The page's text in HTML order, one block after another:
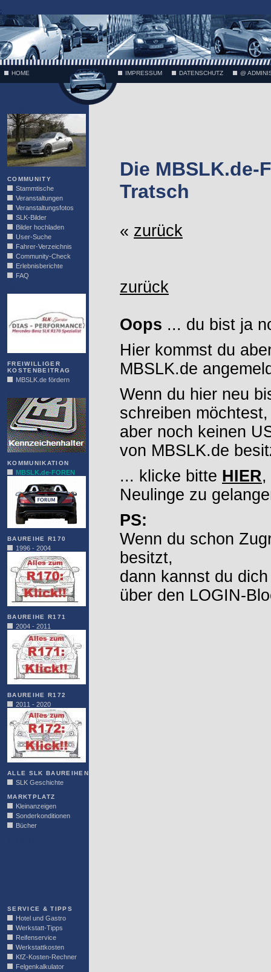
;
HOME IMPRESSUM DATENSCHUTZ @
COMMUNITY
Stammtische
Veranstaltungen
Veranstaltungsfotos
SLK-Bilder
Bilder hochladen
User-Suche
Fahrer-Verzeichnis
Community-Check
Erlebnisberichte
FAQ
FREIWILLIGER
KOSTENBEITRAG
MBSLK.de fördern
KOMMUNIKATION
MBSLK.de-FOREN
BAUREIHE R170
1996 - 2004
BAUREIHE R171
2004 - 2011
BAUREIHE R172
2011 - 2020
ALLE SLK BAUREIHEN
SLK Geschichte
MARKTPLATZ
Kleinanzeigen
Sonderkonditionen
Bücher
SERVICE & TIPPS
Hotel und Gastro
Werkstatt-Tipps
Reifenservice
Werkstattkosten
KfZ-Kosten-Rechner
Felgenkalkulator
Die MBSLK.de-
Tratsch
« zurück
zurück
Oops ... du bist ja
Hier kommst du
MBSLK.de
Wenn du hier neu
schreiben möchtest,
aber noch keinen
von MBSLK.de
... klicke bitte HIER,
Neulinge zu
PS:
Wenn du schon
besitzt,
dann kannst du
über den LOGIN-